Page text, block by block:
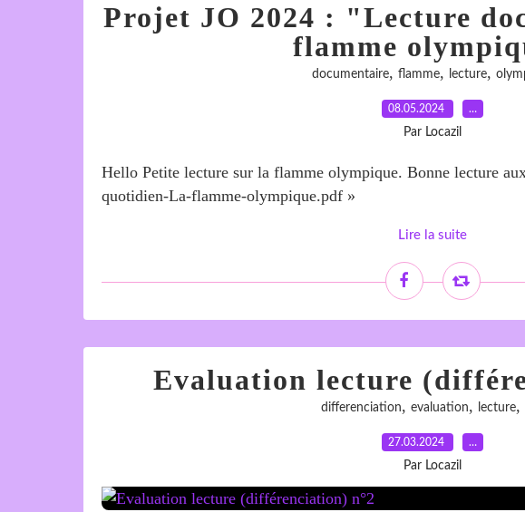
Projet JO 2024 : "Lecture
flamme
documentaire, flamme, lecture,
08.05.2024 …
Par Locazil
Hello Petite lecture sur la flamme olympique. Bonne lecture
quotidien-La-flamme-olympique.pdf »
Lire la suite
Evaluation lecture
differenciation, evaluation, lecture,
27.03.2024 …
Par Locazil